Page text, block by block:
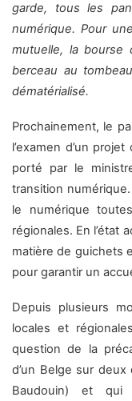
garde, tous les
numérique. Pour
mutuelle, la bourse
berceau au
dématérialisé.
Prochainement, le
l’examen d’un projet
porté par le
transition
le numérique
régionales. En l’état
matière de guichets
pour garantir un
Depuis plusieurs
locales et
question de la
d’un Belge sur deux
Baudouin) et qui